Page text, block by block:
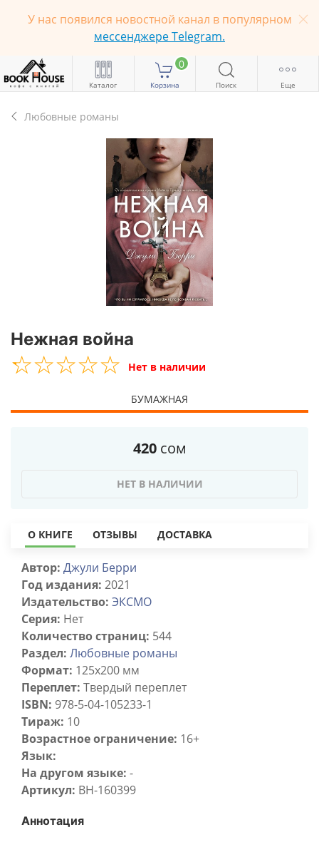
У нас появился новостной канал в популярном
мессенджере Telegram.
Каталог
0
Корзина Поиск Еще
Любовные романы
Нежная война
☆☆☆☆☆
★★★★★ Нет в наличии
БУМАЖНАЯ
420 сом
НЕТ В НАЛИЧИИ
О КНИГЕ ОТЗЫВЫ ДОСТАВКА
Автор: Джули Берри
Год издания: 2021
Издательство: ЭКСМО
Серия: Нет
Количество страниц: 544
Раздел: Любовные романы
Формат: 125x200 мм
Переплет: Твердый переплет
ISBN: 978-5-04-105233-1
Тираж: 10
Возрастное ограничение: 16+
Язык:
На другом языке: -
Артикул: BH-160399
Аннотация